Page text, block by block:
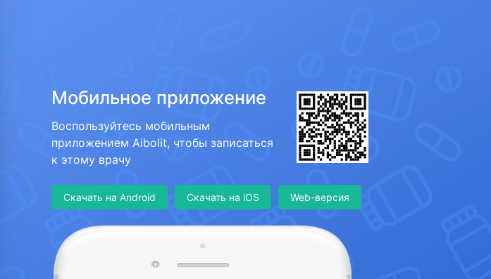
Мобильное приложение
Воспользуйтесь мобильным
приложением Aibolit, чтобы записаться
к этому врачу
Скачать на Android Скачать на iOS Web-версия